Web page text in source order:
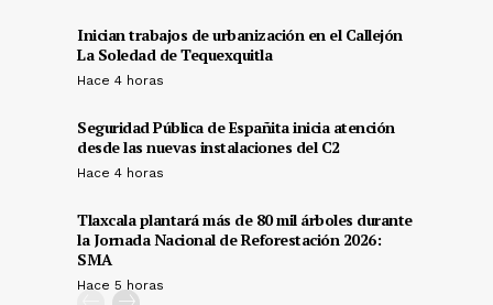
Inician trabajos de urbanización en el Callejón
La Soledad de Tequexquitla
Hace 4 horas
Seguridad Pública de Españita inicia atención
desde las nuevas instalaciones del C2
Hace 4 horas
Tlaxcala plantará más de 80 mil árboles durante
la Jornada Nacional de Reforestación 2026:
SMA
Hace 5 horas